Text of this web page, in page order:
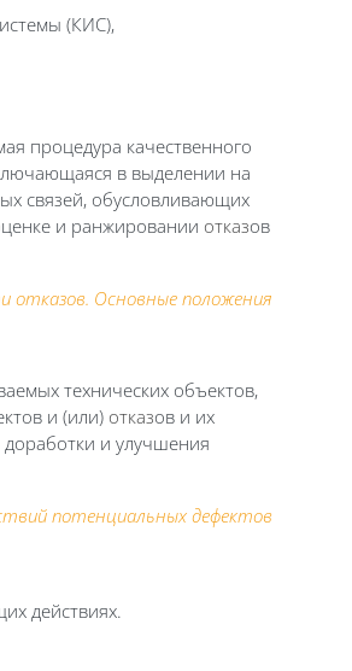
(КИС),
процедура качественного
в выделении на
связей, обусловливающих
и ранжировании отказов
отказов. Основные положения
технических объектов,
и (или) отказов и их
и улучшения
потенциальных дефектов
действиях.